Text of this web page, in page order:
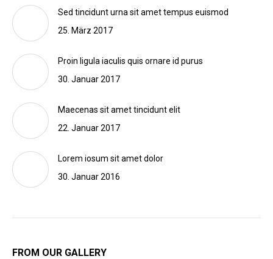
Sed tincidunt urna sit amet tempus euismod
25. März 2017
Proin ligula iaculis quis ornare id purus
30. Januar 2017
Maecenas sit amet tincidunt elit
22. Januar 2017
Lorem iosum sit amet dolor
30. Januar 2016
FROM OUR GALLERY